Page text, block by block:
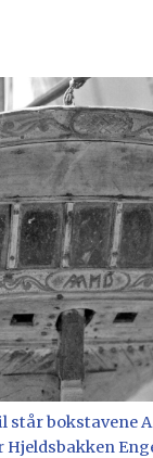
står bokstavene
Hjeldsbakken